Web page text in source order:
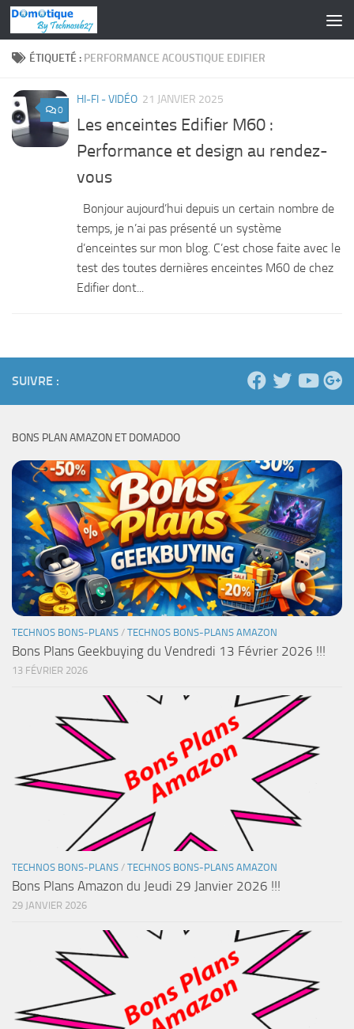
Skip to content
ÉTIQUETÉ : PERFORMANCE ACOUSTIQUE EDIFIER
0
HI-FI - VIDÉO 21 JANVIER 2025
Les enceintes Edifier M60 :
Performance et design au rendez-
vous
Bonjour aujourd’hui depuis un certain nombre de
temps, je n’ai pas présenté un système
d’enceintes sur mon blog. C’est chose faite avec le
test des toutes dernières enceintes M60 de chez
Edifier dont...
SUIVRE :
BONS PLAN AMAZON ET DOMADOO
TECHNOS BONS-PLANS / TECHNOS BONS-PLANS AMAZON
Bons Plans Geekbuying du Vendredi 13 Février 2026 !!!
13 FÉVRIER 2026
TECHNOS BONS-PLANS / TECHNOS BONS-PLANS AMAZON
Bons Plans Amazon du Jeudi 29 Janvier 2026 !!!
29 JANVIER 2026